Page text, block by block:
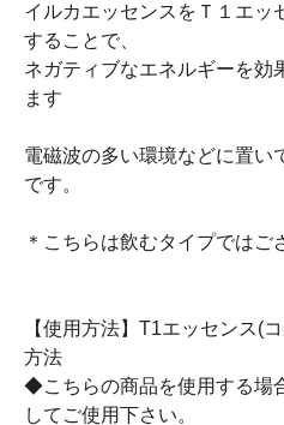
イルカエッセンスをＴ１エッ
することで、
ネガティブなエネルギーを効
ます
電磁波の多い環境などに置い
です。
＊こちらは飲むタイプではご
【使用方法】T1エッセンス(
方法
◆こちらの商品を使用する場
してご使用下さい。